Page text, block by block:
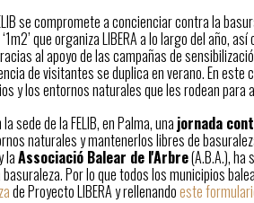
se compromete a concienciar contra la
que organiza LIBERA a lo largo del año,
al apoyo de las campañas de
de visitantes se duplica en verano. En
y los entornos naturales que les rodean para
sede de la FELIB, en Palma, una jornada
naturales y mantenerlos libres de
laAssociació Balear de l'Arbre(A.B.A.),
Por lo que todos los municipios
de Proyecto LIBERA y rellenandoeste